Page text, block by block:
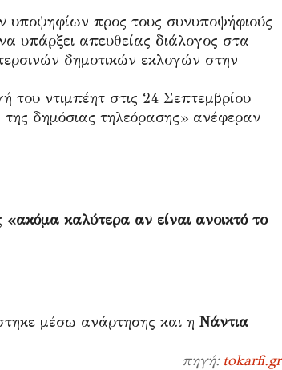
υποψηφίων προς τους συνυποψήφιούς
υπάρξει απευθείας διάλογος στα
δημοτικών εκλογών στην
ντιμπέητ στις 24 Σεπτεμβρίου
δημόσιας τηλεόρασης» ανέφεραν
«ακόμα καλύτερα αν είναι ανοικτό το
μέσω ανάρτησης και η Νάντια
πηγή: tokarfi.gr